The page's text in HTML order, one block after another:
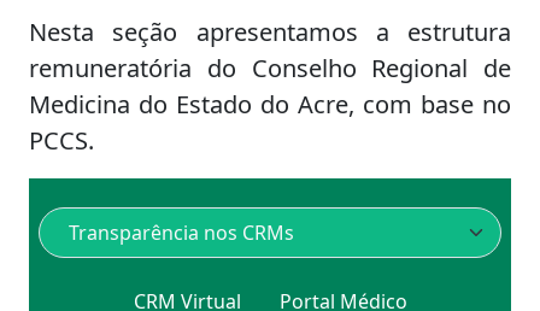
Nesta seção apresentamos a estrutura
remuneratória do Conselho Regional de
Medicina do Estado do Acre, com base no
PCCS.